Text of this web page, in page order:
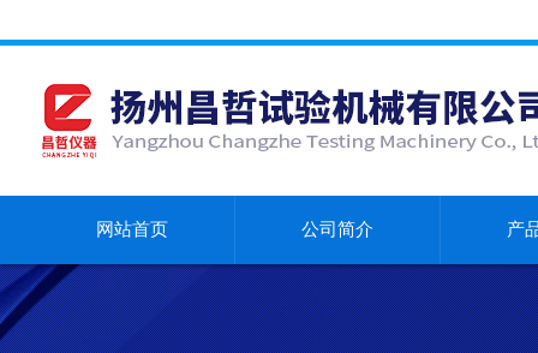
网站首页 公司简介 产